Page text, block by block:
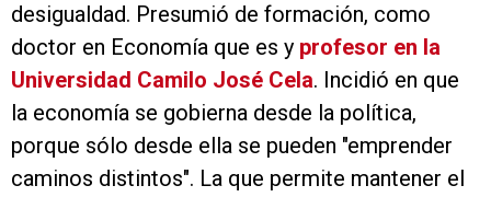
desigualdad. Presumió de formación, como
doctor en Economía que es y profesor en la
Universidad Camilo José Cela. Incidió en que
la economía se gobierna desde la política,
porque sólo desde ella se pueden "emprender
caminos distintos". La que permite mantener el